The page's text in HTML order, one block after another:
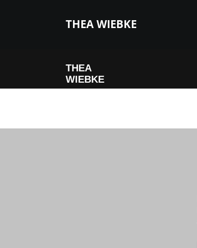
THEA WIEBKE
THEA
WIEBKE